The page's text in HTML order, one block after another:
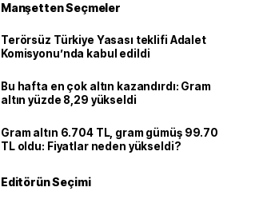
Manşetten Seçmeler
Terörsüz Türkiye Yasası teklifi Adalet
Komisyonu’nda kabul edildi
Bu hafta en çok altın kazandırdı: Gram
altın yüzde 8,29 yükseldi
Gram altın 6.704 TL, gram gümüş 99.70
TL oldu: Fiyatlar neden yükseldi?
Editörün Seçimi